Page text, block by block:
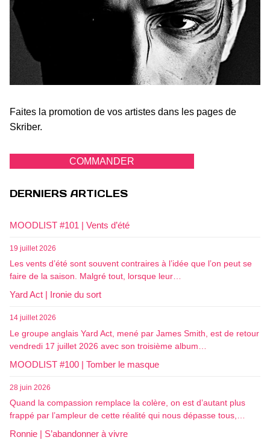
Faites la promotion de vos artistes dans les pages de
Skriber.
COMMANDER
DERNIERS ARTICLES
MOODLIST #101 | Vents d’été
19 juillet 2026
Les vents d’été sont souvent contraires à l’idée que l’on peut se
faire de la saison. Malgré tout, lorsque leur…
Yard Act | Ironie du sort
14 juillet 2026
Le groupe anglais Yard Act, mené par James Smith, est de retour
vendredi 17 juillet 2026 avec son troisième album…
MOODLIST #100 | Tomber le masque
28 juin 2026
Quand la compassion remplace la colère, on est d’autant plus
frappé par l’ampleur de cette réalité qui nous dépasse tous,…
Ronnie | S’abandonner à vivre